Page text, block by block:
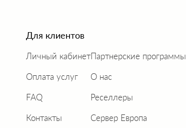
Для клиентов
Личный кабинет
Оплата услуг
FAQ
Контакты
Партнерские программы
О нас
Реселлеры
Сервер Европа